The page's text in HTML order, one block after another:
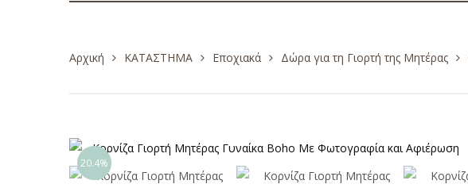
Αρχική ΚΑΤΑΣΤΗΜΑ Εποχιακά Δώρα για τη Γιορτή της Μητέρας
20.4%